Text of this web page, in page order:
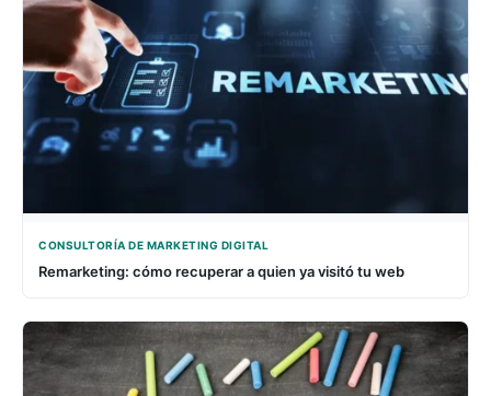
CONSULTORÍA DE MARKETING DIGITAL
Remarketing: cómo recuperar a quien ya visitó tu web